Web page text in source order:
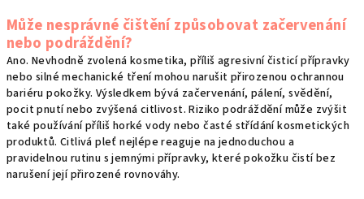
Může nesprávné čištění způsobovat začervenání
nebo podráždění?
Ano. Nevhodně zvolená kosmetika, příliš agresivní čisticí přípravky
nebo silné mechanické tření mohou narušit přirozenou ochrannou
bariéru pokožky. Výsledkem bývá začervenání, pálení, svědění,
pocit pnutí nebo zvýšená citlivost. Riziko podráždění může zvýšit
také používání příliš horké vody nebo časté střídání kosmetických
produktů. Citlivá pleť nejlépe reaguje na jednoduchou a
pravidelnou rutinu s jemnými přípravky, které pokožku čistí bez
narušení její přirozené rovnováhy.